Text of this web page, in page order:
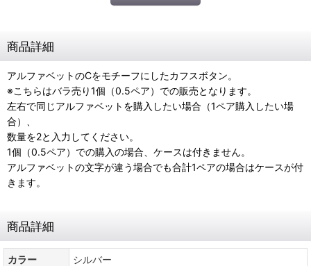
商品詳細
アルファベットのCをモチーフにしたカフスボタン。
※こちらはバラ売り1個（0.5ペア）での販売となります。
左右で同じアルファベットを購入したい場合（1ペア購入したい場
合）、
数量を2と入力してください。
1個（0.5ペア）での購入の場合、ケースは付きません。
アルファベットの文字が違う場合でも合計1ペアの場合はケースが付
きます。
商品詳細
カラー
シルバー